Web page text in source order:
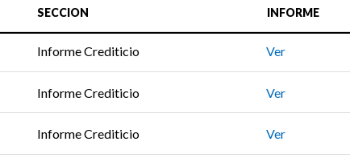
SECCION INFORME
Informe Crediticio Ver
Informe Crediticio Ver
Informe Crediticio Ver